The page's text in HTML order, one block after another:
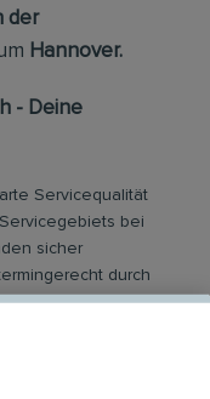
der
Hannover.
- Deine
Servicequalität
bei
sicher
durch
bei
servicetechnisch
und